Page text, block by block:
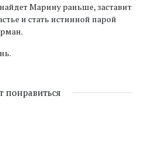
Марину раньше, заставит
и стать истинной парой
понравиться